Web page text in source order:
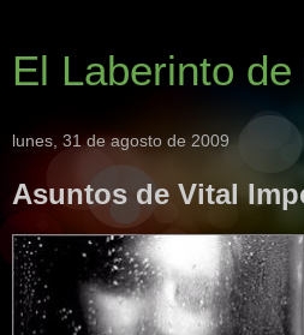
El Laberinto
lunes, 31 de agosto de 2009
Asuntos de Vital